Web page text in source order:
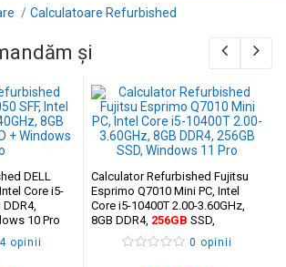
Calculatoare Refurbished
și
DELL
Core i5-
10 Pro
4 opinii
Calculator Refurbished Fujitsu
Esprimo Q7010 Mini PC, Intel
Core i5-10400T 2.00-3.60GHz,
8GB DDR4, 256GB SSD,
Windows 11 Pro
0 opinii